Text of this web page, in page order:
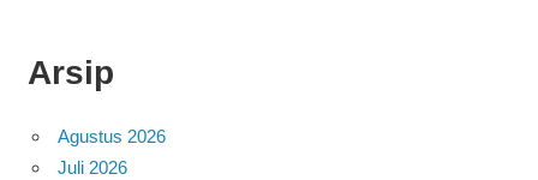
Arsip
Agustus 2026
Juli 2026